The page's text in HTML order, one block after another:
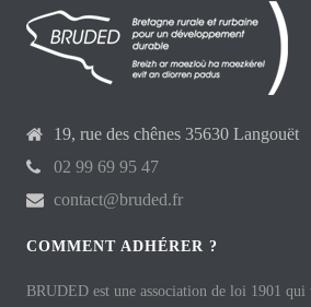
19, rue des chênes 35630 Langouët
02 99 69 95 47
contact@bruded.fr
COMMENT ADHÉRER ?
BRUDED est une association de loi 1901 qui